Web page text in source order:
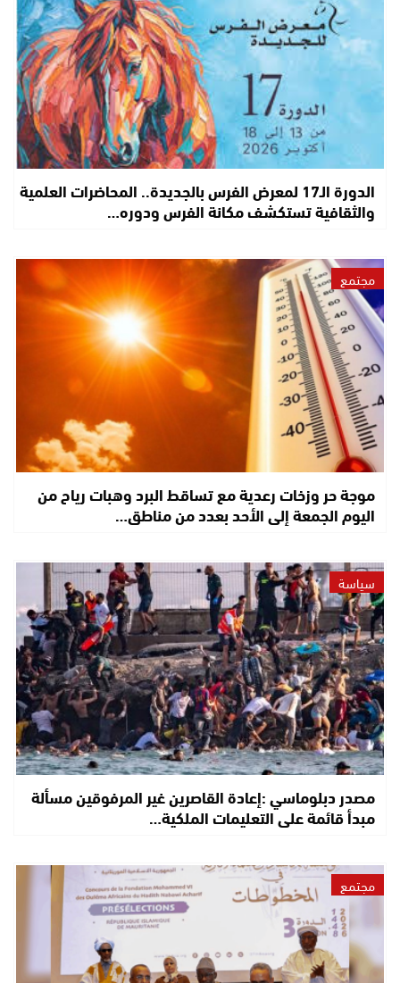
الدورة الـ17 لمعرض الفرس بالجديدة.. المحاضرات العلمية
والثقافية تستكشف مكانة الفرس ودوره…
مجتمع
موجة حر وزخات رعدية مع تساقط البرد وهبات رياح من
اليوم الجمعة إلى الأحد بعدد من مناطق…
سياسة
مصدر دبلوماسي :إعادة القاصرين غير المرفوقين مسألة
مبدأ قائمة على التعليمات الملكية…
مجتمع